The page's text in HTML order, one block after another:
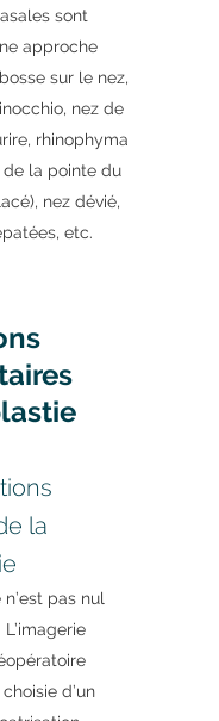
sont
approche
sur le nez,
nez de
rhinophyma
la pointe du
nez dévié,
etc.
la
pas nul
d’un